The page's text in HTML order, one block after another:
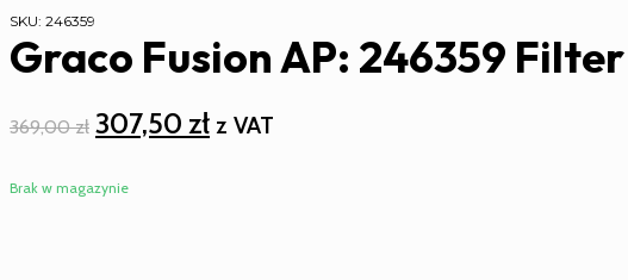
SKU: 246359
Graco Fusion AP: 246359
369,00zł Pierwotna
wynosiła:
307,50 złAktualna
z VAT
Brak w magazynie